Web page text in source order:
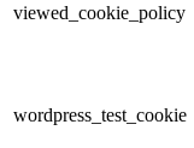
viewed_cookie_policy
wordpress_test_cookie